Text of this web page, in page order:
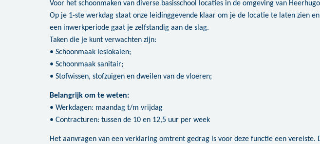
Voor het schoonmaken van diverse basisschool locaties in de omgeving van
Op je 1-ste werkdag staat onze leidinggevende klaar om je de locatie te laten zien
een inwerkperiode gaat je zelfstandig aan de slag.
Taken die je kunt verwachten zijn:
• Schoonmaak leslokalen;
• Schoonmaak sanitair;
• Stofwissen, stofzuigen en dweilen van de vloeren;
Belangrijk om te weten:
• Werkdagen: maandag t/m vrijdag
• Contracturen: tussen de 10 en 12,5 uur per week
Het aanvragen van een verklaring omtrent gedrag is voor deze functie een